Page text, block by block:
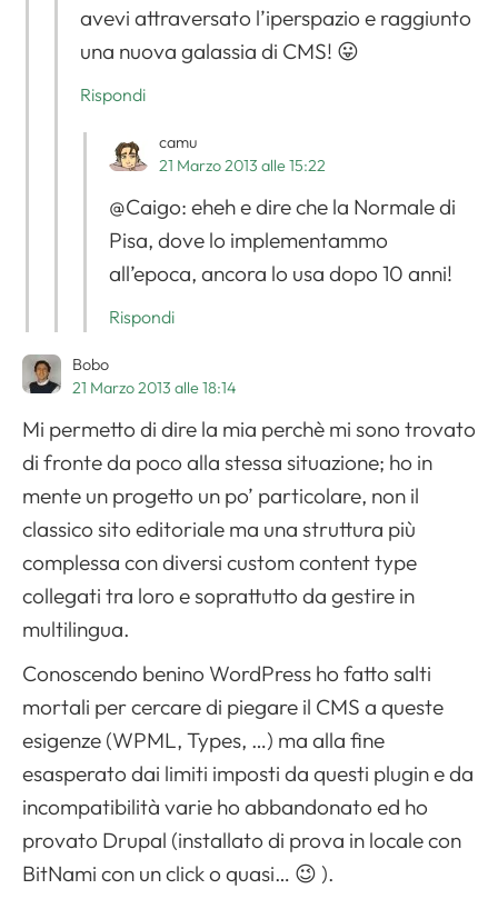
avevi attraversato l’iperspazio e raggiunto
una nuova galassia di CMS! 😛
Rispondi
camu
21 Marzo 2013 alle 15:22
@Caigo: eheh e dire che la Normale di
Pisa, dove lo implementammo
all’epoca, ancora lo usa dopo 10 anni!
Rispondi
Bobo
21 Marzo 2013 alle 18:14
Mi permetto di dire la mia perchè mi sono trovato
di fronte da poco alla stessa situazione; ho in
mente un progetto un po’ particolare, non il
classico sito editoriale ma una struttura più
complessa con diversi custom content type
collegati tra loro e soprattutto da gestire in
multilingua.
Conoscendo benino WordPress ho fatto salti
mortali per cercare di piegare il CMS a queste
esigenze (WPML, Types, …) ma alla fine
esasperato dai limiti imposti da questi plugin e da
incompatibilità varie ho abbandonato ed ho
provato Drupal (installato di prova in locale con
BitNami con un click o quasi… 😉 ).